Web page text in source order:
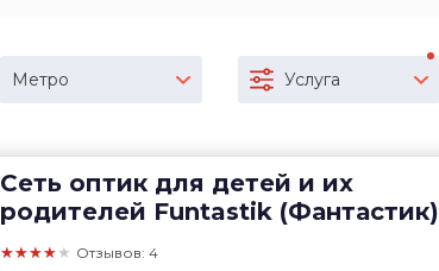
Метро Услуга
Сеть оптик для детей и их
родителей Funtastik (Фантастик)
★★★★★ Отзывов: 4